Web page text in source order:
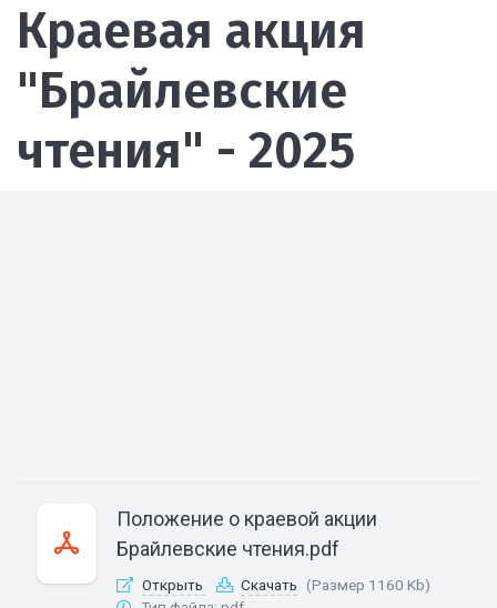
Краевая акция
"Брайлевские
чтения" - 2025
Положение о краевой акции
Брайлевские чтения.pdf
Открыть Скачать
(Размер 1160 Kb)